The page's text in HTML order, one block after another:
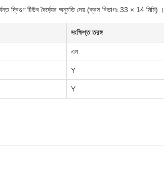
দ্বিগুণ টিউব দৈর্ঘ্যের অনুমতি দেয় (ক্রস বিভাগঃ 33 × 14 মিমি) ।
সংক্ষিপ্ত তরঙ্গ
এন
Y
Y